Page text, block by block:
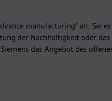
manufacturing“ an. Sei
der Nachhaltigkeit oder
das Angebot des